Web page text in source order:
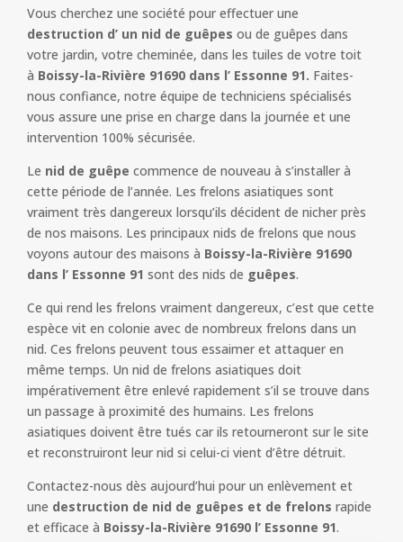
Vous cherchez une société pour effectuer une
destruction d’ un nid de guêpes ou de guêpes dans
votre jardin, votre cheminée, dans les tuiles de votre toit
à Boissy-la-Rivière 91690 dans l’ Essonne 91. Faites-
nous confiance, notre équipe de techniciens spécialisés
vous assure une prise en charge dans la journée et une
intervention 100% sécurisée.
Le nid de guêpe commence de nouveau à s’installer à
cette période de l’année. Les frelons asiatiques sont
vraiment très dangereux lorsqu’ils décident de nicher près
de nos maisons. Les principaux nids de frelons que nous
voyons autour des maisons à Boissy-la-Rivière 91690
dans l’ Essonne 91 sont des nids de guêpes.
Ce qui rend les frelons vraiment dangereux, c’est que cette
espèce vit en colonie avec de nombreux frelons dans un
nid. Ces frelons peuvent tous essaimer et attaquer en
même temps. Un nid de frelons asiatiques doit
impérativement être enlevé rapidement s’il se trouve dans
un passage à proximité des humains. Les frelons
asiatiques doivent être tués car ils retourneront sur le site
et reconstruiront leur nid si celui-ci vient d’être détruit.
Contactez-nous dès aujourd’hui pour un enlèvement et
une destruction de nid de guêpes et de frelons rapide
et efficace à Boissy-la-Rivière 91690 l’ Essonne 91.